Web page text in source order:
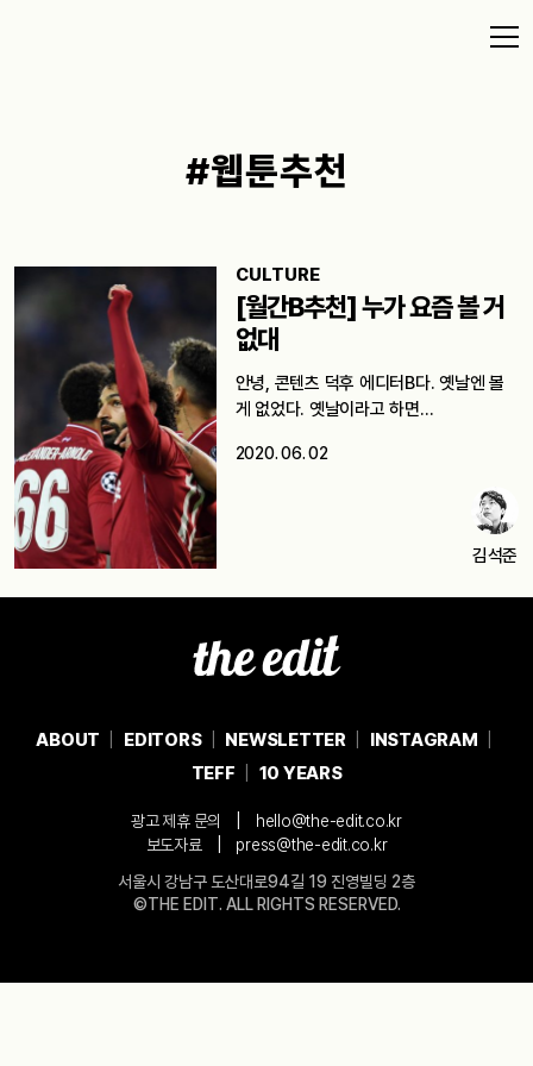
#웹툰추천
CULTURE
[월간B추천] 누가 요즘 볼 거
없대
안녕, 콘텐츠 덕후 에디터B다. 옛날엔 볼
게 없었다. 옛날이라고 하면…
2020. 06. 02
김석준
ABOUT EDITORS NEWSLETTER
INSTAGRAM
TEFF
10 YEARS
광고 제휴 문의
hello@the-edit.co.kr
보도자료
press@the-edit.co.kr
서울시 강남구 도산대로94길 19 진영빌딩 2층
©THE EDIT. ALL RIGHTS RESERVED.